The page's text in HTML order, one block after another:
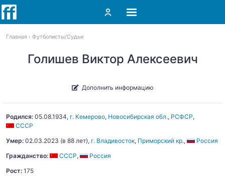
Главная Футболисты Судьи
Голишев Виктор Алексеевич
Дополнить информацию
Родился: 05.08.1934, г. Кемерово, Новосибирская обл., РСФСР,
СССР
Умер: 02.03.2023 (в 88 лет), г. Владивосток, Приморский кр.,
Россия
Гражданство:
СССР,
Россия
Рост: 175